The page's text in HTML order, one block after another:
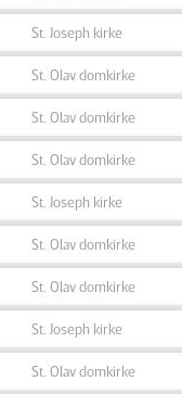
St. Joseph kirke
St. Olav domkirke
St. Olav domkirke
St. Olav domkirke
St. Joseph kirke
St. Olav domkirke
St. Olav domkirke
St. Joseph kirke
St. Olav domkirke